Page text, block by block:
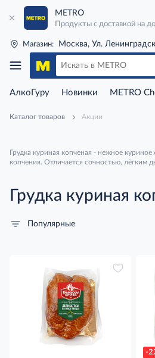
METRO
Продукты с доставкой на
Магазин: Москва, Ул.
АлкоГуру Новинки METRO
Каталог товаров Акции
Грудка куриная копченая - нежное
копчения. Отличается сочностью, лёгким
Грудка куриная
Популярные
-